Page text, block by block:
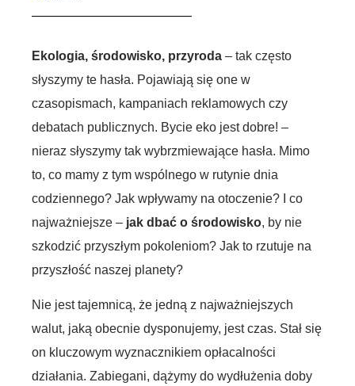
Ekologia, środowisko, przyroda – tak często
słyszymy te hasła. Pojawiają się one w
czasopismach, kampaniach reklamowych czy
debatach publicznych. Bycie eko jest dobre! –
nieraz słyszymy tak wybrzmiewające hasła. Mimo
to, co mamy z tym wspólnego w rutynie dnia
codziennego? Jak wpływamy na otoczenie? I co
najważniejsze – jak dbać o środowisko, by nie
szkodzić przyszłym pokoleniom? Jak to rzutuje na
przyszłość naszej planety?
Nie jest tajemnicą, że jedną z najważniejszych
walut, jaką obecnie dysponujemy, jest czas. Stał się
on kluczowym wyznacznikiem opłacalności
działania. Zabiegani, dążymy do wydłużenia doby